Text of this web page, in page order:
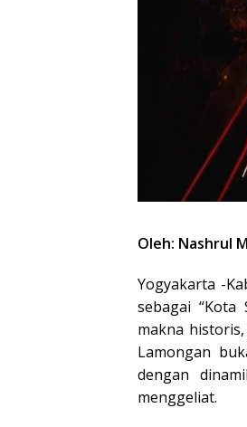
Oleh: Nashrul
Yogyakarta -
sebagai “Kota
makna
Lamongan
dengan
menggeliat.